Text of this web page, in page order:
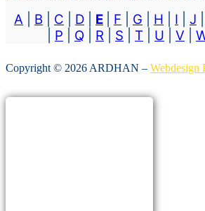
A B C D E F G H I J
P Q R S T U V
Copyright © 2026 ARDHAN – Webdesign